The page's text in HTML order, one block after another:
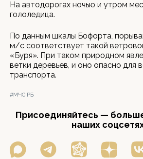
На автодорогах ночью и утром
гололедица.
По данным шкалы Бофорта,
м/с соответствует такой
«Буря». При таком природном
ветки деревьев, и оно опасно для
транспорта.
#МЧС РБ
Присоединяйтесь —
наших